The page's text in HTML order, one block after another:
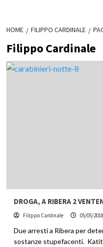
HOME FILIPPO CARDINALE
Filippo Cardinale
DROGA, A RIBERA 2
Filippo Cardinale 05/05/2018
Due arresti a Ribera per
sostanze stupefacenti. Katit